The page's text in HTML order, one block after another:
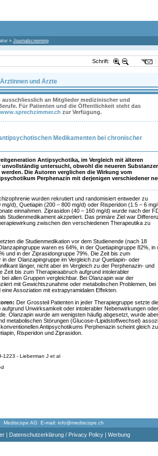
» Journalscreening
Schrift:
und Ärzte
ausschliesslich an Mitglieder medizinischer und
Für Patienten und die Öffentlichkeit steht das
www.sprechzimmer.ch zur Verfügung.
Medikamenten bei chronischer
Antipsychotika, im Vergleich mit älteren
unvollständig untersucht, obwohl die neueren
Die Autoren verglichen die Wirkung vom
Perphenazin mit derjenigen verschiedener
wurden rekrutiert und randomisiert entweder zu
d), Quetiapin (200 – 800 mg/d) oder Risperidon (1.5 – 6 mg/
einnahmen. Ziprasidon (40 – 160 mg/d) wurde nach der
Studienmedikament akzpetiert. Das primäre Ziel war
zwischen den verschiedenen Therapeutika zu
die Studienmedikation vor dem Studienende (nach 18
waren es 64%, in der Quetiapingruppe 82%, in
und in der Ziprasidongruppe 79%. Die Zeit bis zum
der Olanzapingruppe im Vergleich zur Quetiapin- oder
länger, nicht aber im Vergleich zu der Perphenazin- und
Zeit bis zum Therapieaabruch aufgrund intolerabler
allen Gruppen vergleichbar. Bei Olanzapin war der
mit Gewichtszunahme oder metabolischen Problemen, bei
Assoziation mit extrapyramidalen Effekten.
Der Grossteil Patienten in jeder Therapiegruppe setzte die
aufgrund Unwirksamkeit oder intolerabler Nebenwirkungen oder
Olanzapin wurde am wenigsten häufig abgesetzt, wurde
metabolischen Störungen (Glucose-/Lipidstoffwechsel)
Antipsychotikums Perphenazin scheint gleich zu
Risperidon und Ziprasidon.
1223 - Lieberman J et al
Mediscope AG E-mail: info@mediscope.ch
| Datenschutzerklärung / Privacy Policy| Werbung